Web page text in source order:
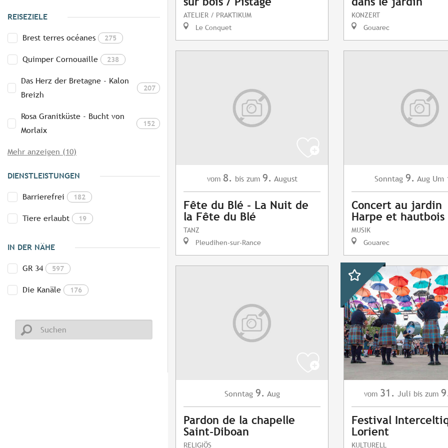
REISEZIELE
Brest terres océanes 275
Quimper Cornouaille 238
Das Herz der Bretagne - Kalon
Breizh
207
Rosa Granitküste - Bucht von
Morlaix
152
Mehr anzeigen (10)
DIENSTLEISTUNGEN
Barrierefrei 182
Tiere erlaubt 19
IN DER NÄHE
GR 34 597
Die Kanäle 176
ATELIER / PRAKTIKUM
Le Conquet
KONZERT
Gouarec
vom 8. bis zum 9. August
Fête du Blé - La Nuit de
la Fête du Blé
TANZ
Pleudihen-sur-Rance
Sonntag 9. Aug Um
Concert au jardin
Harpe et hautbois
MUSIK
Gouarec
Sonntag 9. Aug
Pardon de la chapelle
Saint-Diboan
RELIGIÖS
vom 31. Juli bis zum
Festival
Lorient
KULTURELL